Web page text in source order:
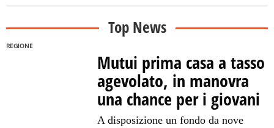
Top News
REGIONE
Mutui prima casa a tasso
agevolato, in manovra
una chance per i giovani
A disposizione un fondo da nove